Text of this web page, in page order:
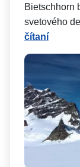
Bietschhorn
svetového
čítaní